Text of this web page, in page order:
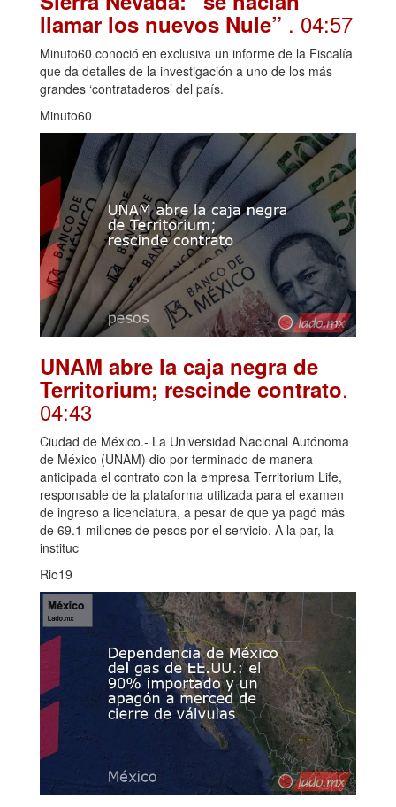
llamar los nuevos Nule” . 04:57
Minuto60 conoció en exclusiva un informe de la Fiscalía
que da detalles de la investigación a uno de los más
grandes ‘contrataderos’ del país.
Minuto60
UNAM abre la caja negra de
Territorium; rescinde contrato.
04:43
Ciudad de México.- La Universidad Nacional Autónoma
de México (UNAM) dio por terminado de manera
anticipada el contrato con la empresa Territorium Life,
responsable de la plataforma utilizada para el examen
de ingreso a licenciatura, a pesar de que ya pagó más
de 69.1 millones de pesos por el servicio. A la par, la
instituc
Rio19